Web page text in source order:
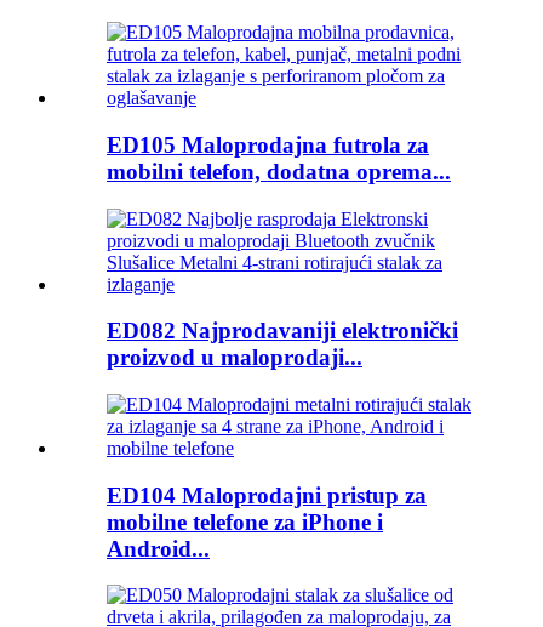
ED105 Maloprodajna futrola za
mobilni telefon, dodatna oprema...
ED082 Najprodavaniji elektronički
proizvod u maloprodaji...
ED104 Maloprodajni pristup za
mobilne telefone za iPhone i
Android...